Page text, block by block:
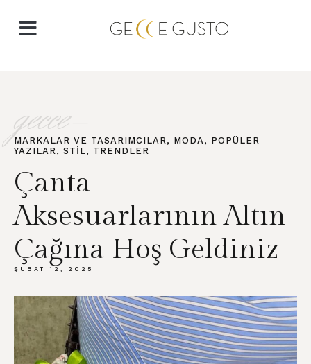
gecce-
MARKALAR VE TASARIMCILAR, MODA, POPÜLER
YAZILAR, STIL, TRENDLER
Çanta
Aksesuarlarının Altın
Çağına Hoş Geldiniz
ŞUBAT 12, 2025